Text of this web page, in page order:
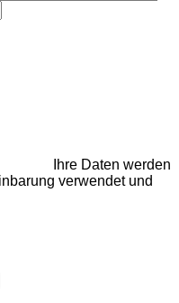
Ihre Daten werden
verwendet und